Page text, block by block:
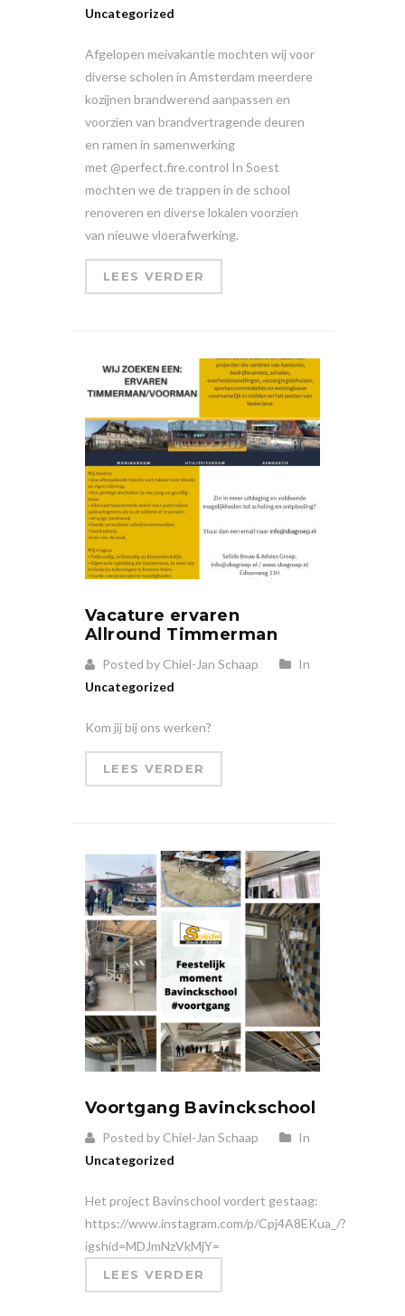
Uncategorized
Afgelopen meivakantie mochten wij voor
diverse scholen in Amsterdam meerdere
kozijnen brandwerend aanpassen en
voorzien van brandvertragende deuren
en ramen in samenwerking
met @perfect.fire.control In Soest
mochten we de trappen in de school
renoveren en diverse lokalen voorzien
van nieuwe vloerafwerking.
LEES VERDER
Vacature ervaren
Allround Timmerman
Posted by Chiel-Jan Schaap
In
Uncategorized
Kom jij bij ons werken?
LEES VERDER
Voortgang Bavinckschool
Posted by Chiel-Jan Schaap
In
Uncategorized
Het project Bavinschool vordert gestaag:
https://www.instagram.com/p/Cpj4A8EKua_/?
igshid=MDJmNzVkMjY=
LEES VERDER